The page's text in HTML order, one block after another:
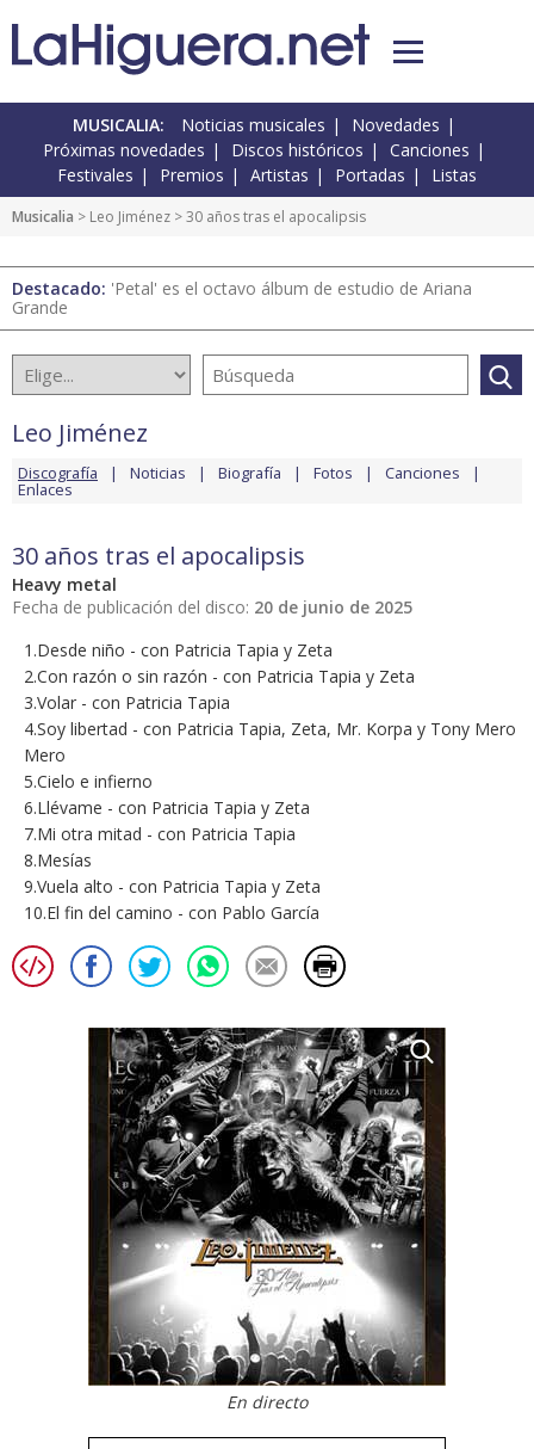
MUSICALIA: Noticias musicales
Novedades
Próximas novedades
Discos históricos
Canciones
Festivales
Premios Artistas Portadas Listas
Musicalia > Leo Jiménez > 30 años tras el apocalipsis
Destacado: 'Petal' es el octavo álbum de estudio de Ariana
Grande
Leo Jiménez
Discografía Noticias Biografía Fotos Canciones
Enlaces
30 años tras el apocalipsis
Heavy metal
Fecha de publicación del disco: 20 de junio de 2025
1.Desde niño - con Patricia Tapia y Zeta
2.Con razón o sin razón - con Patricia Tapia y Zeta
3.Volar - con Patricia Tapia
4.Soy libertad - con Patricia Tapia, Zeta, Mr. Korpa y Tony Mero
Mero
5.Cielo e infierno
6.Llévame - con Patricia Tapia y Zeta
7.Mi otra mitad - con Patricia Tapia
8.Mesías
9.Vuela alto - con Patricia Tapia y Zeta
10.El fin del camino - con Pablo García
En directo